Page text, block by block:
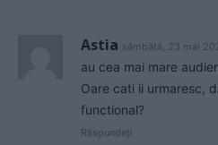
Astia sâmbătă, 23 mai
au cea mai mare
Oare cati ii urmaresc,
functional?
Răspundeți